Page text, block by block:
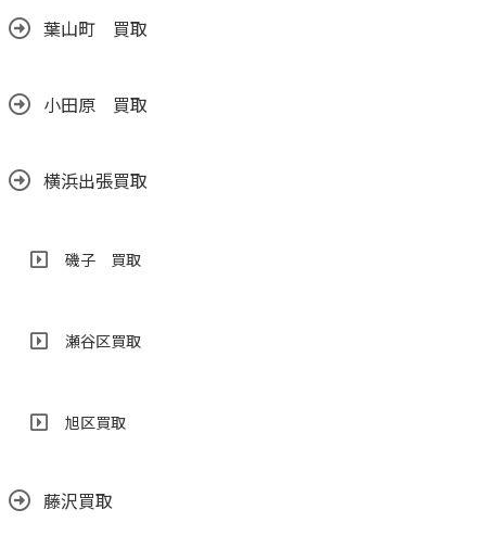
葉山町 買取
小田原 買取
横浜出張買取
磯子 買取
瀬谷区買取
旭区買取
藤沢買取